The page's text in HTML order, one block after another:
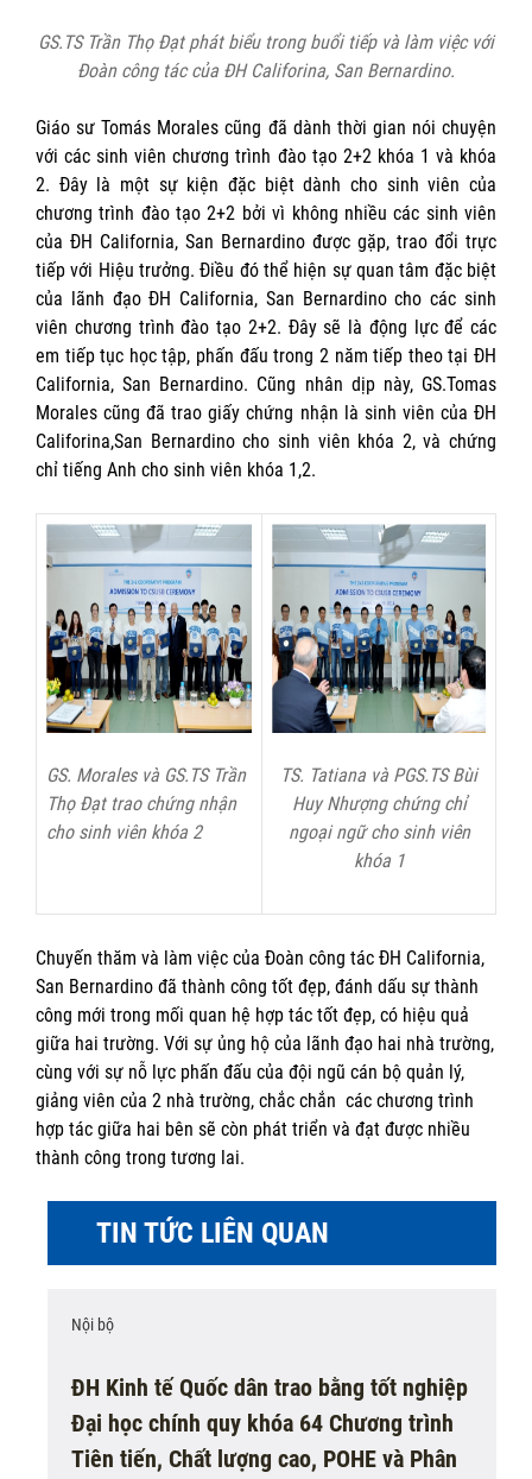
GS.TS Trần Thọ Đạt phát biểu trong buổi tiếp và làm việc với
Đoàn công tác của ĐH Califorina, San Bernardino.
Giáo sư Tomás Morales cũng đã dành thời gian nói chuyện
với các sinh viên chương trình đào tạo 2+2 khóa 1 và khóa
2. Đây là một sự kiện đặc biệt dành cho sinh viên của
chương trình đào tạo 2+2 bởi vì không nhiều các sinh viên
của ĐH California, San Bernardino được gặp, trao đổi trực
tiếp với Hiệu trưởng. Điều đó thể hiện sự quan tâm đặc biệt
của lãnh đạo ĐH California, San Bernardino cho các sinh
viên chương trình đào tạo 2+2. Đây sẽ là động lực để các
em tiếp tục học tập, phấn đấu trong 2 năm tiếp theo tại ĐH
California, San Bernardino. Cũng nhân dịp này, GS.Tomas
Morales cũng đã trao giấy chứng nhận là sinh viên của ĐH
Califorina,San Bernardino cho sinh viên khóa 2, và chứng
chỉ tiếng Anh cho sinh viên khóa 1,2.
GS. Morales và GS.TS Trần
Thọ Đạt trao chứng nhận
cho sinh viên khóa 2
TS. Tatiana và PGS.TS Bùi
Huy Nhượng chứng chỉ
ngoại ngữ cho sinh viên
khóa 1
Chuyến thăm và làm việc của Đoàn công tác ĐH California,
San Bernardino đã thành công tốt đẹp, đánh dấu sự thành
công mới trong mối quan hệ hợp tác tốt đẹp, có hiệu quả
giữa hai trường. Với sự ủng hộ của lãnh đạo hai nhà trường,
cùng với sự nỗ lực phấn đấu của đội ngũ cán bộ quản lý,
giảng viên của 2 nhà trường, chắc chắn các chương trình
hợp tác giữa hai bên sẽ còn phát triển và đạt được nhiều
thành công trong tương lai.
TIN TỨC LIÊN QUAN
Nội bộ
ĐH Kinh tế Quốc dân trao bằng tốt nghiệp
Đại học chính quy khóa 64 Chương trình
Tiên tiến, Chất lượng cao, POHE và Phân